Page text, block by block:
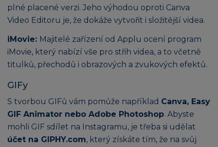
plné placené verzi. Jeho výhodou oproti Canva
Video Editoru je, že dokáže vytvořit i složitější videa.
iMovie: Majitelé zařízení od Applu ocení program
iMovie, který nabízí vše pro střih videa, a to včetně
titulků, přechodů i obrazových a zvukových efektů.
GIFy
S tvorbou GIFů vám pomůže například Canva, Easy
GIF Animator nebo Adobe Photoshop. Abyste
mohli GIF sdílet na Instagramu, je třeba si udělat
účet na GIPHY.com, který získáte tím, že na svůj